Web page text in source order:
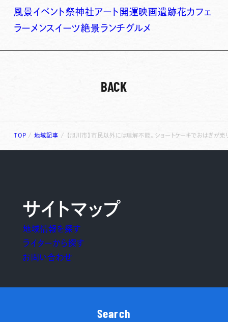
風景イベント祭神社アート 開運映画遺跡花カフェ
ラーメンスイーツ絶景ランチグルメ
BACK
TOP /地域記事 / 【旭川市】市民以外には理解不能。ショートケーキでおはぎが
サイトマップ
地域情報を探す
ライターから探す
お問い合わせ
Search